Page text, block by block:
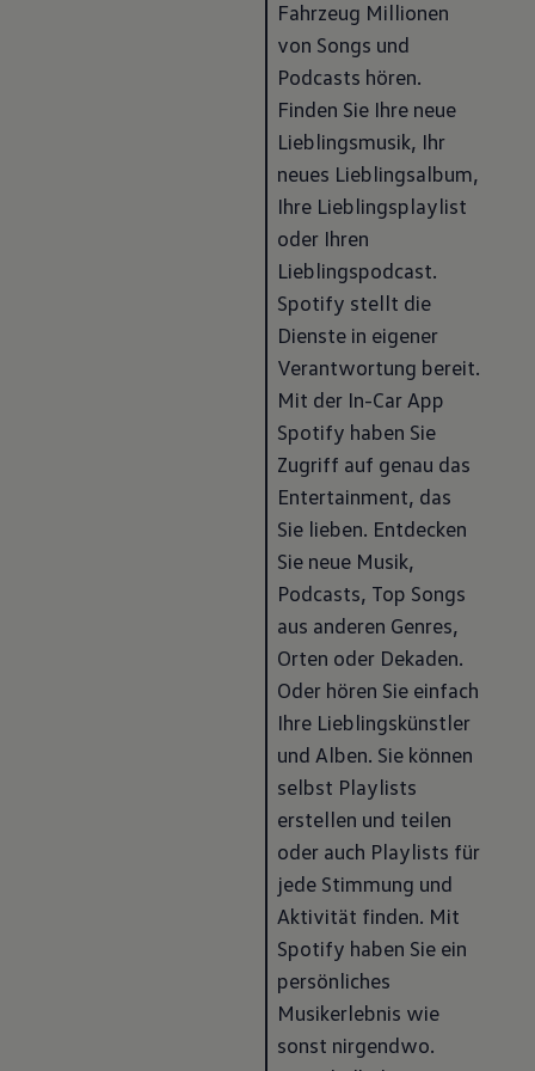
Fahrzeug Millionen
von Songs und
Podcasts hören.
Finden Sie Ihre neue
Lieblingsmusik, Ihr
neues Lieblingsalbum,
Ihre Lieblingsplaylist
oder Ihren
Lieblingspodcast.
Spotify stellt die
Dienste in eigener
Verantwortung bereit.
Mit der In-Car App
Spotify haben Sie
Zugriff auf genau das
Entertainment, das
Sie lieben. Entdecken
Sie neue Musik,
Podcasts, Top Songs
aus anderen Genres,
Orten oder Dekaden.
Oder hören Sie einfach
Ihre Lieblingskünstler
und Alben. Sie können
selbst Playlists
erstellen und teilen
oder auch Playlists für
jede Stimmung und
Aktivität finden. Mit
Spotify haben Sie ein
persönliches
Musikerlebnis wie
sonst nirgendwo.